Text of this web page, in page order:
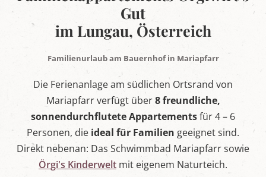
e
l
i
M
i
a
p
f
a
r
r
,
S
Gut
im Lungau, Österreich
Familienurlaub am Bauernhof in Mariapfarr
Die Ferienanlage am südlichen Ortsrand von
Mariapfarr verfügt über8 freundliche,
sonnendurchflutete Appartementsfür 4 – 6
Personen, die ideal für Familien geeignet sind.
Direkt nebenan: Das Schwimmbad Mariapfarr sowie
Örgi's Kinderwelt mit eigenem Naturteich.